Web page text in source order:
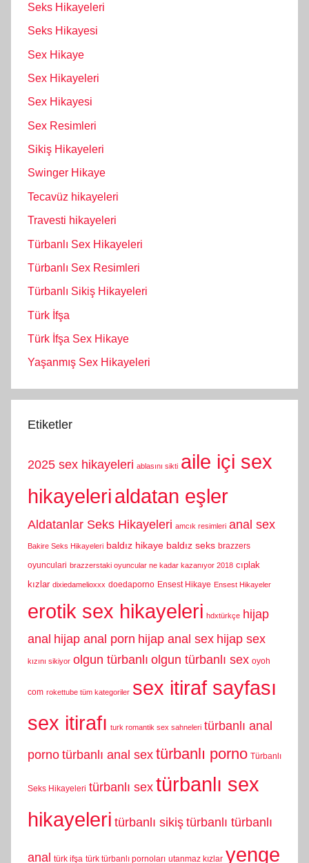
Seks Hikayeleri
Seks Hikayesi
Sex Hikaye
Sex Hikayeleri
Sex Hikayesi
Sex Resimleri
Sikiş Hikayeleri
Swinger Hikaye
Tecavüz hikayeleri
Travesti hikayeleri
Türbanlı Sex Hikayeleri
Türbanlı Sex Resimleri
Türbanlı Sikiş Hikayeleri
Türk İfşa
Türk İfşa Sex Hikaye
Yaşanmış Sex Hikayeleri
Etiketler
2025 sex hikayeleri ablasını sikti aile içi sex
hikayelerialdatan eşler
Aldatanlar Seks Hikayeleri amcık resimleri anal sex
Bakire Seks Hikayeleri baldız hikaye baldız seks brazzers
oyunculari brazzerstaki oyuncular ne kadar kazanıyor 2018 cıplak
kızlar dixiedamelioxxx doedaporno Ensest Hikaye Ensest Hikayeler
erotik sex hikayeleri hdxtürkçe hijap
anal hijap anal porn hijap anal sex hijap sex
kızını sikiyor olgun türbanlı olgun türbanlı sex oyoh
com rokettube tüm kategoriler sex itiraf sayfası
sex itirafı turk romantik sex sahneleri türbanlı anal
porno türbanlı anal sex türbanlı porno Türbanlı
Seks Hikayeleri türbanlı sex türbanlı sex
hikayeleri türbanlı sikiş türbanlı türbanlı
anal türk ifşa türk türbanlı pornoları utanmaz kızlar yenge